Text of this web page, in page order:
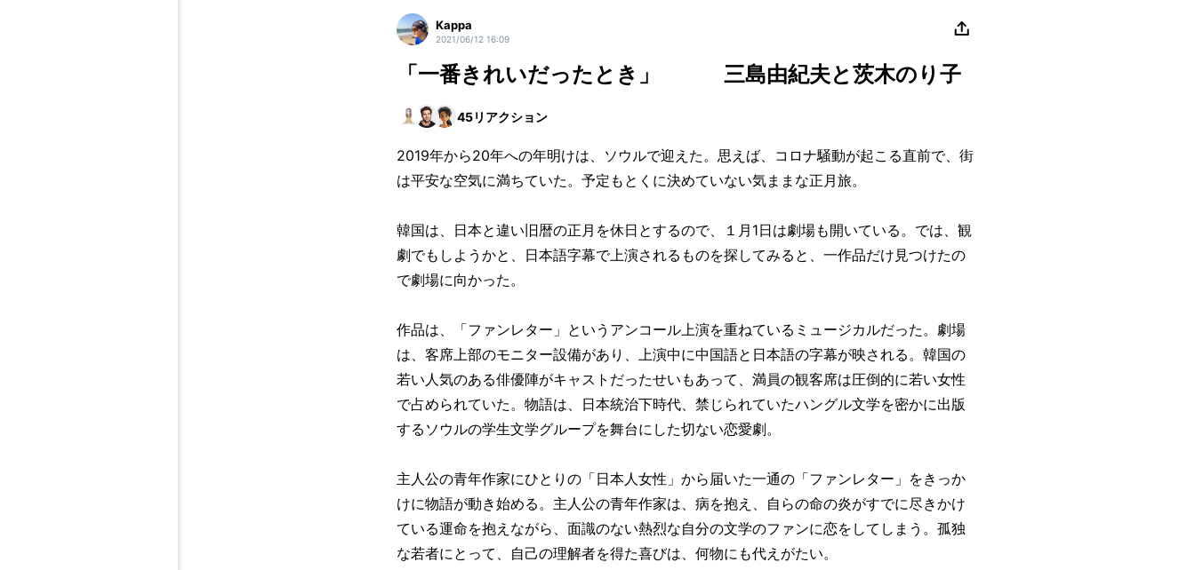
Kappa
2021/06/12 16:09
「一番きれいだったとき」 三島由紀夫と茨木のり子
45リアクション
2019年から20年への年明けは、ソウルで迎えた。思えば、コロナ騒動が起こる直前で、街
は平安な空気に満ちていた。予定もとくに決めていない気ままな正月旅。
韓国は、日本と違い旧暦の正月を休日とするので、１月1日は劇場も開いている。では、観
劇でもしようかと、日本語字幕で上演されるものを探してみると、一作品だけ見つけたの
で劇場に向かった。
作品は、「ファンレター」というアンコール上演を重ねているミュージカルだった。劇場
は、客席上部のモニター設備があり、上演中に中国語と日本語の字幕が映される。韓国の
若い人気のある俳優陣がキャストだったせいもあって、満員の観客席は圧倒的に若い女性
で占められていた。物語は、日本統治下時代、禁じられていたハングル文学を密かに出版
するソウルの学生文学グループを舞台にした切ない恋愛劇。
主人公の青年作家にひとりの「日本人女性」から届いた一通の「ファンレター」をきっか
けに物語が動き始める。主人公の青年作家は、病を抱え、自らの命の炎がすでに尽きかけ
ている運命を抱えながら、面識のない熱烈な自分の文学のファンに恋をしてしまう。孤独
な若者にとって、自己の理解者を得た喜びは、何物にも代えがたい。